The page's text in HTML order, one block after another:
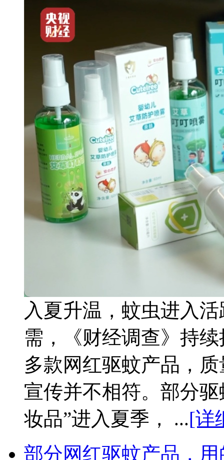
入夏升温，蚊虫进入
需，《财经调查》持
多款网红驱蚊产品，
宣传并不相符。部分
妆品”进入夏季， ...[详
部分网红驱蚊产品，